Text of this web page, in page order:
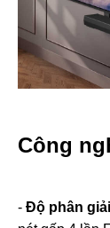
Công
- Độ phân